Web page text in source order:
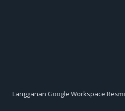
Langganan Google Workspace Resmi